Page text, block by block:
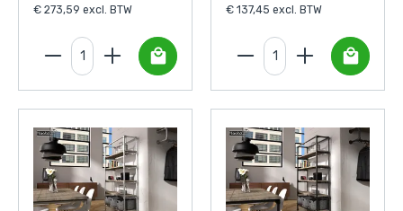
€ 273,59 excl. BTW € 137,45 excl. BTW